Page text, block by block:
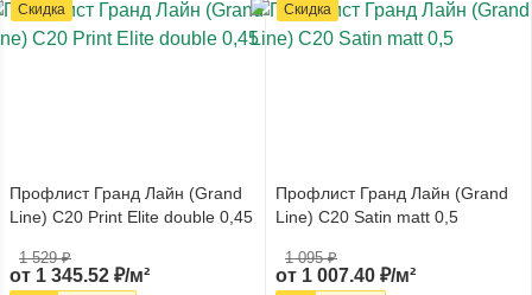
Скидка
Профлист Гранд Лайн (Grand
Line) С20 Print Elite double 0,45
от 1 345.52 ₽/м²
1 529 ₽
Скидка
Профлист Гранд Лайн (Grand
Line) С20 Satin matt 0,5
от 1 007.40 ₽/м²
1 095 ₽